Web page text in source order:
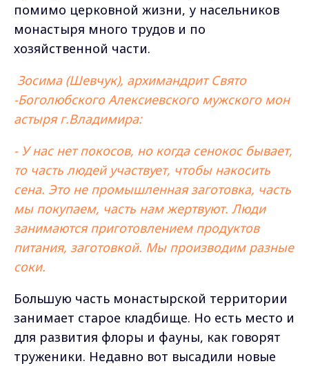
помимо церковной жизни, у насельников
монастыря много трудов и по
хозяйственной части.
Зосима (Шевчук), архимандрит Свято
-Боголюбского Алексиевского мужского мон
астыря г.Владимира:
- У нас нет покосов, но когда сенокос бывает,
то часть людей участвует, чтобы накосить
сена. Это не промышленная заготовка, часть
мы покупаем, часть нам жертвуют. Люди
занимаются приготовлением продуктов
питания, заготовкой. Мы производим разные
соки.
Большую часть монастырской территории
занимает старое кладбище. Но есть место и
для развития флоры и фауны, как говорят
труженики. Недавно вот высадили новые